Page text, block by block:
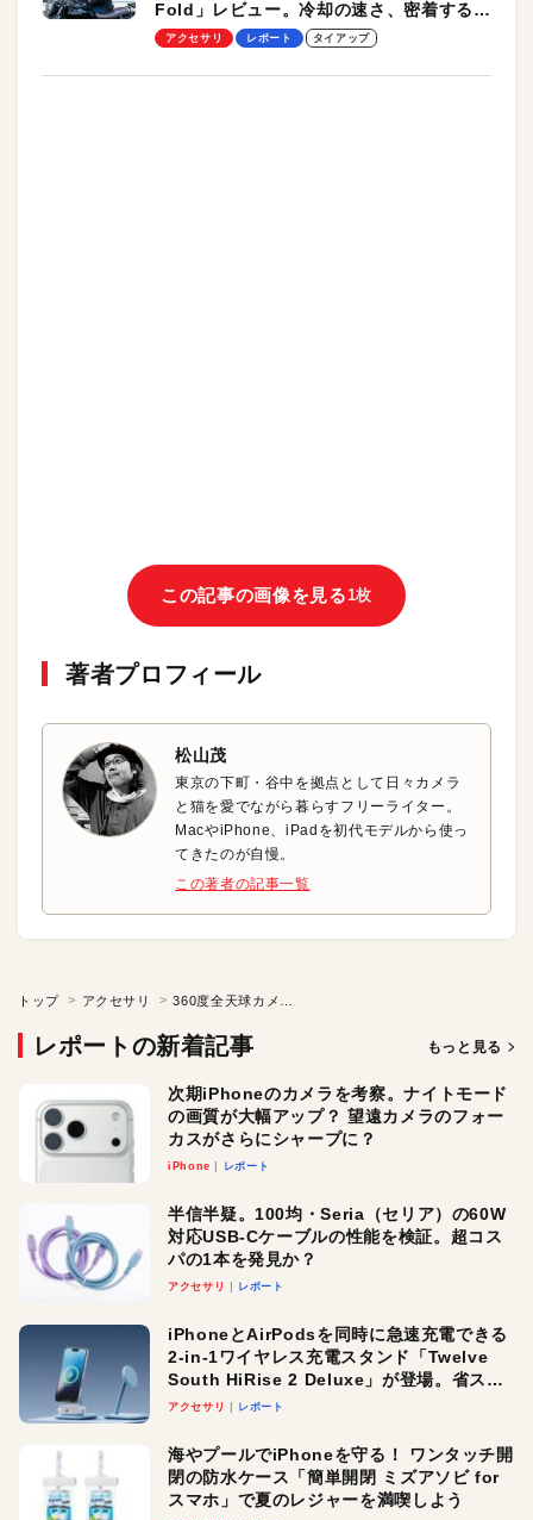
Fold」レビュー。冷却の速さ、密着する冷
却プレート、シンプルな操作性がグッド！
アクセサリ レポート タイアップ
この記事の画像を見る1枚
著者プロフィール
松山茂
東京の下町・谷中を拠点として日々カメラ
と猫を愛でながら暮らすフリーライター。
MacやiPhone、iPadを初代モデルから使っ
てきたのが自慢。
この著者の記事一覧
トップ アクセサリ 360度全天球カメラでフルHD動画が撮れる!
レポートの新着記事 もっと見る
次期iPhoneのカメラを考察。ナイトモード
の画質が大幅アップ？ 望遠カメラのフォー
カスがさらにシャープに？
iPhone レポート
半信半疑。100均・Seria（セリア）の60W
対応USB-Cケーブルの性能を検証。超コス
パの1本を発見か？
アクセサリ レポート
iPhoneとAirPodsを同時に急速充電できる
2-in-1ワイヤレス充電スタンド「Twelve
South HiRise 2 Deluxe」が登場。省スペ
ースでおしゃれに充電したい人にオスス
アクセサリ レポート
海やプールでiPhoneを守る！ ワンタッチ開
閉の防水ケース「簡単開閉 ミズアソビ for
スマホ」で夏のレジャーを満喫しよう